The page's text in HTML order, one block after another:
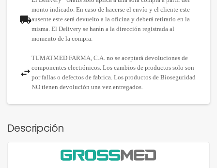
monto indicado. En caso de hacerse el envío y el cliente este
ausente este será devuelto a la oficina y deberá retirarlo en la
misma. El Delivery se harán a la dirección registrada al
momento de la compra.
TUMATMED FARMA, C.A. no se aceptará devoluciones de
componentes electrónicos. Los cambios de productos solo son
por fallas o defectos de fabrica. Los productos de Bioseguridad
NO tienen devolución una vez entregados.
Descripción